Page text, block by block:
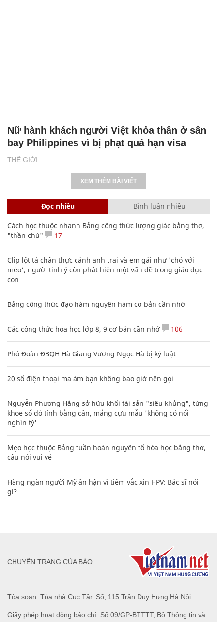
THẾ GIỚI
Nữ hành khách người Việt khỏa thân ở sân
bay Philippines vì bị phạt quá hạn visa
XEM THÊM BÀI VIẾT
Đọc nhiều Bình luận nhiều
Cách học thuộc nhanh Bảng công thức lượng giác bằng thơ,
"thần chú"
17
Clip lột tả chân thực cảnh anh trai và em gái như 'chó với
mèo', người tinh ý còn phát hiện một vấn đề trong giáo dục
con
Bảng công thức đạo hàm nguyên hàm cơ bản cần nhớ
Các công thức hóa học lớp 8, 9 cơ bản cần nhớ 106
Phó Đoàn ĐBQH Hà Giang Vương Ngọc Hà bị kỷ luật
20 số điện thoại ma ám bạn không bao giờ nên gọi
Nguyễn Phương Hằng sở hữu khối tài sản "siêu khủng", từng
khoe sổ đỏ tính bằng cân, mắng cựu mẫu 'không có nổi
nghìn tỷ'
Mẹo học thuộc Bảng tuần hoàn nguyên tố hóa học bằng thơ,
câu nói vui vẻ
Hàng ngàn người Mỹ ân hận vì tiêm vắc xin HPV: Bác sĩ nói
gì?
Tòa soạn: Tòa nhà Cục Tần Số, 115 Trần Duy Hưng Hà Nội
Giấy phép hoạt động báo chí: Số 09/GP-BTTTT, Bộ Thông tin và
CHUYÊN TRANG CỦA BÁO